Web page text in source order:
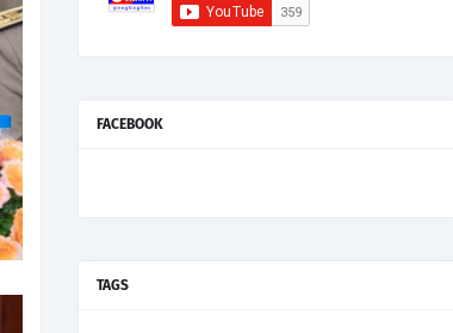
FACEBOOK
TAGS